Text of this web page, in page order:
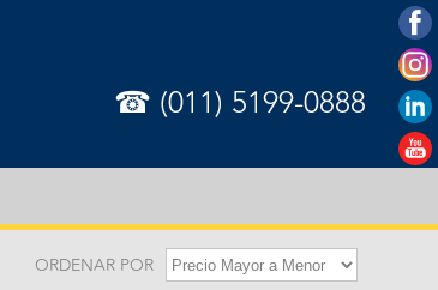
☎ (011) 5199-0888
ORDENAR POR